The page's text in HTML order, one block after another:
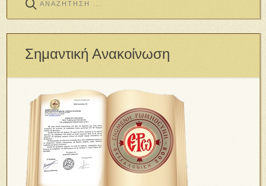
Σημαντική Ανακοίνωση